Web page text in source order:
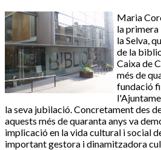
Maria
la
la Selva,
de la
Caixa de
més de
fundació
la seva jubilació. Concretament des
aquests més de quaranta anys va
implicació en la vida cultural i social
important gestora i dinamitzadora